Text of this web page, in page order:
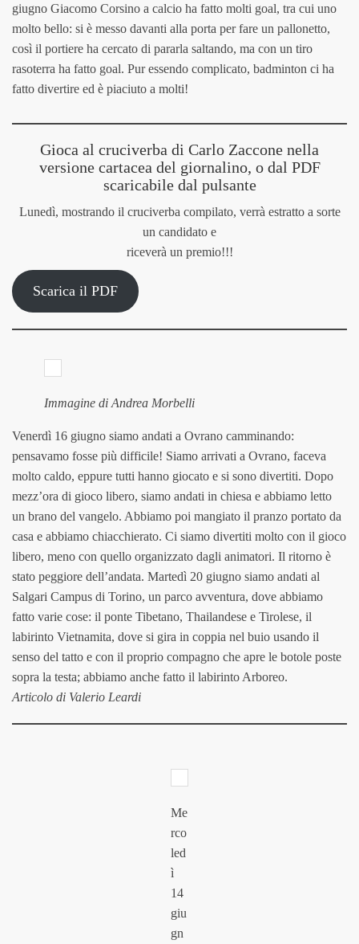
giugno Giacomo Corsino a calcio ha fatto molti goal, tra cui uno
molto bello: si è messo davanti alla porta per fare un pallonetto,
così il portiere ha cercato di pararla saltando, ma con un tiro
rasoterra ha fatto goal. Pur essendo complicato, badminton ci ha
fatto divertire ed è piaciuto a molti!
Gioca al cruciverba di Carlo Zaccone nella
versione cartacea del giornalino, o dal PDF
scaricabile dal pulsante
Lunedì, mostrando il cruciverba compilato, verrà estratto a sorte
un candidato e
riceverà un premio!!!
Scarica il PDF
Immagine di Andrea Morbelli
Venerdì 16 giugno siamo andati a Ovrano camminando:
pensavamo fosse più difficile! Siamo arrivati a Ovrano, faceva
molto caldo, eppure tutti hanno giocato e si sono divertiti. Dopo
mezz’ora di gioco libero, siamo andati in chiesa e abbiamo letto
un brano del vangelo. Abbiamo poi mangiato il pranzo portato da
casa e abbiamo chiacchierato. Ci siamo divertiti molto con il gioco
libero, meno con quello organizzato dagli animatori. Il ritorno è
stato peggiore dell’andata. Martedì 20 giugno siamo andati al
Salgari Campus di Torino, un parco avventura, dove abbiamo
fatto varie cose: il ponte Tibetano, Thailandese e Tirolese, il
labirinto Vietnamita, dove si gira in coppia nel buio usando il
senso del tatto e con il proprio compagno che apre le botole poste
sopra la testa; abbiamo anche fatto il labirinto Arboreo.
Articolo di Valerio Leardi
Me
rco
led
ì
14
giu
gn